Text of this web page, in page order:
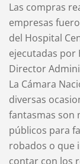
Las compras
empresas
del Hospital
ejecutadas por
Director
La Cámara
diversas
fantasmas son
públicos para
robados o que
contar con los